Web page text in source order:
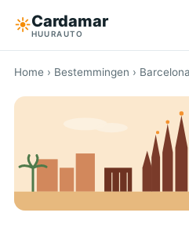
☀︎Cardamar
HUURAUTO
Bestemmingen
Zonder eigen risico
Tips
Home › Bestemmingen › Barcelona